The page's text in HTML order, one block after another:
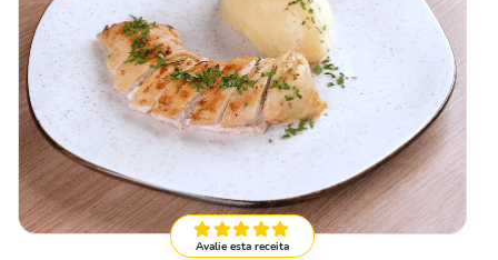
Avalie esta receita